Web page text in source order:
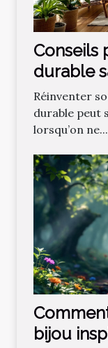
Conseils
durable
Réinventer
durable peut
lorsqu’on ne...
bijou